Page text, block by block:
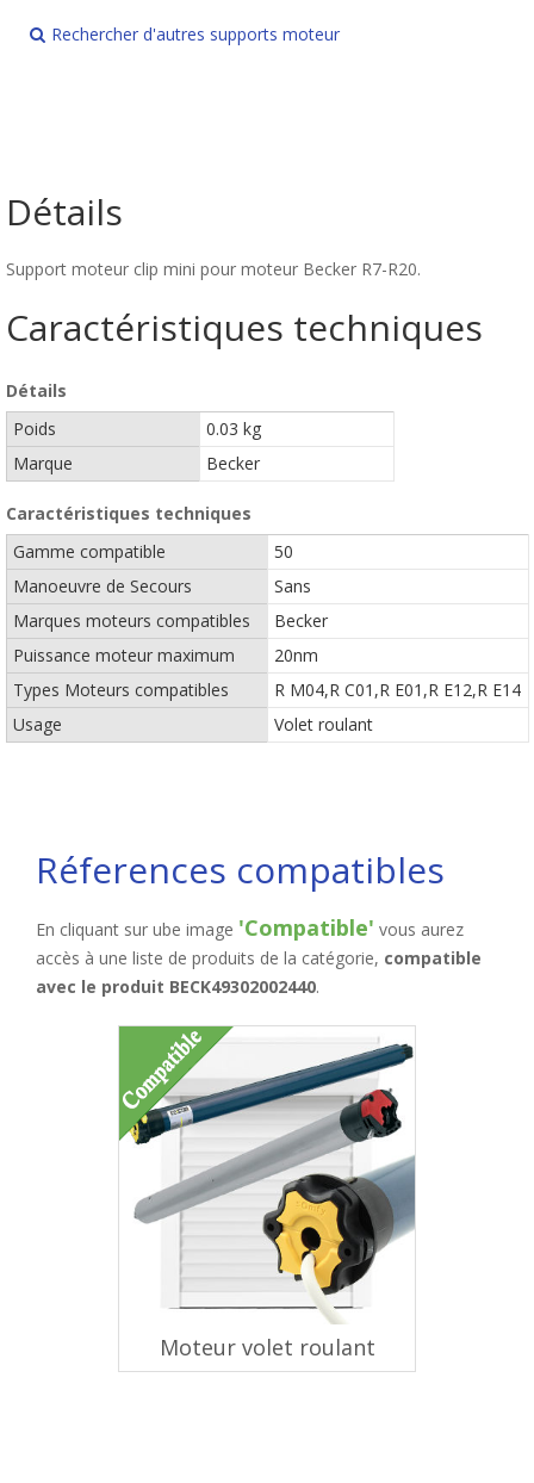
Rechercher d'autres supports moteur
Détails
Support moteur clip mini pour moteur Becker R7-R20.
Caractéristiques techniques
Détails
Poids
0.03 kg
Marque
Becker
Caractéristiques techniques
Gamme compatible
50
Manoeuvre de Secours
Sans
Marques moteurs compatibles
Becker
Puissance moteur maximum
20nm
Types Moteurs compatibles
R M04,R C01,R E01,R E12,R E14
Usage
Volet roulant
Réferences compatibles
En cliquant sur ube image 'Compatible' vous aurez
accès à une liste de produits de la catégorie, compatible
avec le produit BECK49302002440.
Moteur volet roulant